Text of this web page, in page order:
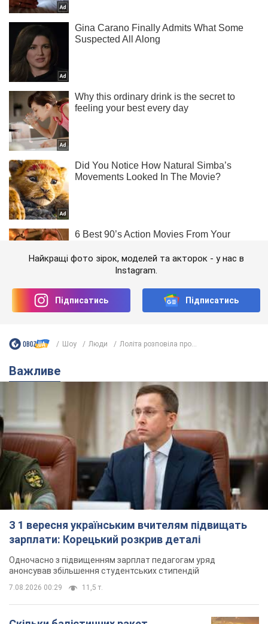
Найкращі фото зірок, моделей та акторок - у нас в
Підписатись Підписатись
Лоліта розповіла про...
Важливе
З 1 вересня українським вчителям підвищать
зарплати: Корецький розкрив деталі
Одночасно з підвищенням зарплат педагогам уряд
анонсував збільшення студентських стипендій